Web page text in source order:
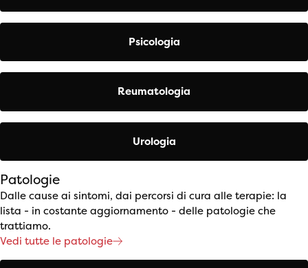
Psicologia
Reumatologia
Urologia
Patologie
Dalle cause ai sintomi, dai percorsi di cura alle terapie: la
lista - in costante aggiornamento - delle patologie che
trattiamo.
Vedi tutte le patologie